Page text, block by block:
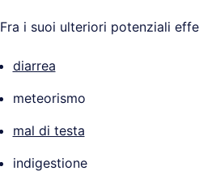
Fra i suoi ulteriori potenziali
diarrea
meteorismo
mal di testa
indigestione